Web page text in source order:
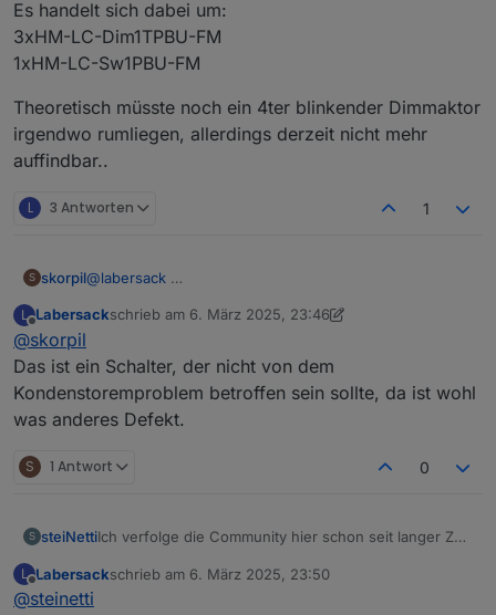
Es handelt sich dabei um:
3xHM-LC-Dim1TPBU-FM
1xHM-LC-Sw1PBU-FM
Theoretisch müsste noch ein 4ter blinkender Dimmaktor
irgendwo rumliegen, allerdings derzeit nicht mehr
auffindbar..
L 3 Antworten 1
S skorpil@labersack
L
Offline
Labersackschrieb am 6. März 2025, 23:46
zuletzt editiert von Labersack 3. Juli 2025, 00:47
@skorpil
Das ist ein Schalter, der nicht von dem
Kondenstoremproblem betroffen sein sollte, da ist wohl
was anderes Defekt.
S 1 Antwort 0
S steiNettiIch verfolge die Community hier schon seit langer Zeit
ein großes Dankeschön! ♥️
Vor rund sieben Jahren habe ich mir im Zuge der
L
Offline
Labersackschrieb am 6. März 2025, 23:50
zuletzt editiert von
@steinetti